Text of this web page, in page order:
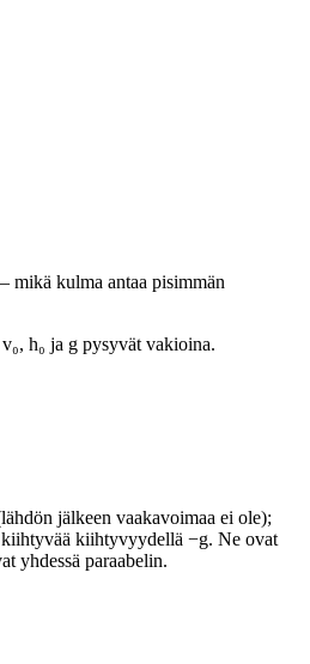
mikä kulma antaa pisimmän
h₀ ja g pysyvät vakioina.
jälkeen vaakavoimaa ei ole);
kiihtyvää kiihtyvyydellä −g. Ne ovat
yhdessä paraabelin.